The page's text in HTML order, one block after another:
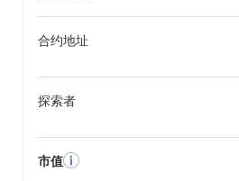
合约地址
探索者
市值
过实施零知识证明得以体现，确保用
管标准。这些特性共同使JEJE在不断
你可以用JEJE做什么？
JEJE在其生态系统中提供多种实用
网络，同时让他们获得潜在的奖励。